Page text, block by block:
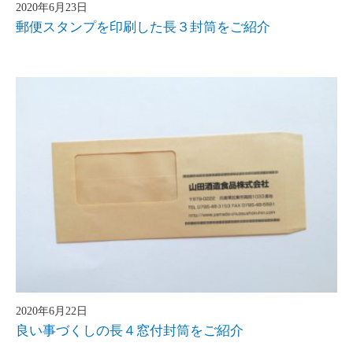
2020年6月23日
郵便スタンプを印刷した長３封筒をご紹介
2020年6月22日
良い事づくしの長４窓付封筒をご紹介